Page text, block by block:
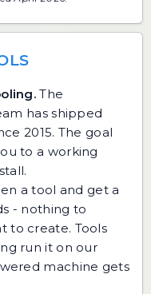
The
has shipped
2015. The goal
to a working
a tool and get a
- nothing to
to create. Tools
run it on our
machine gets